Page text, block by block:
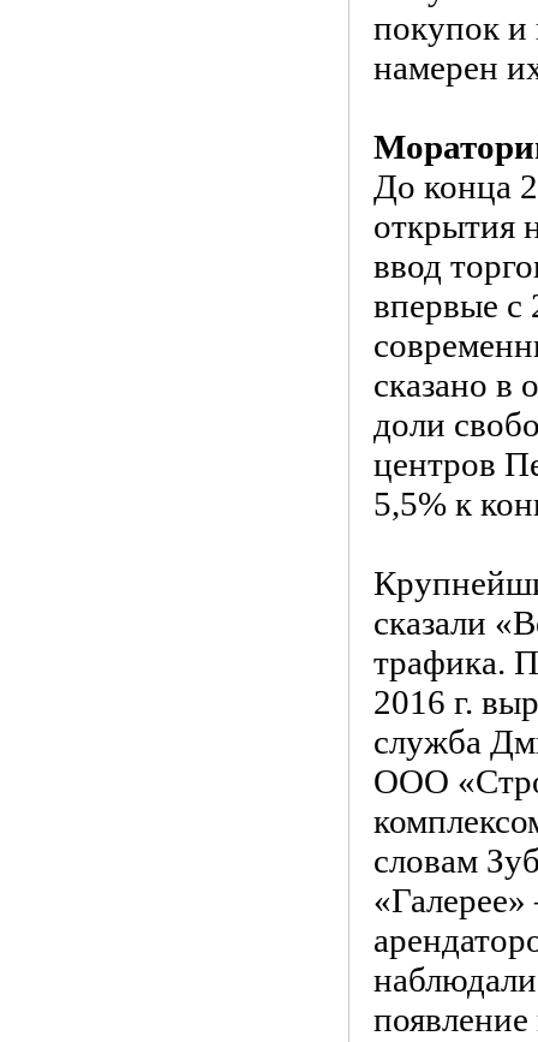
покупок и
намерен
До конца
открытия
ввод
впервые с
сказано в
доли
центров
5,5% к
сказали
трафика.
2016 г.
служба
ООО
словам